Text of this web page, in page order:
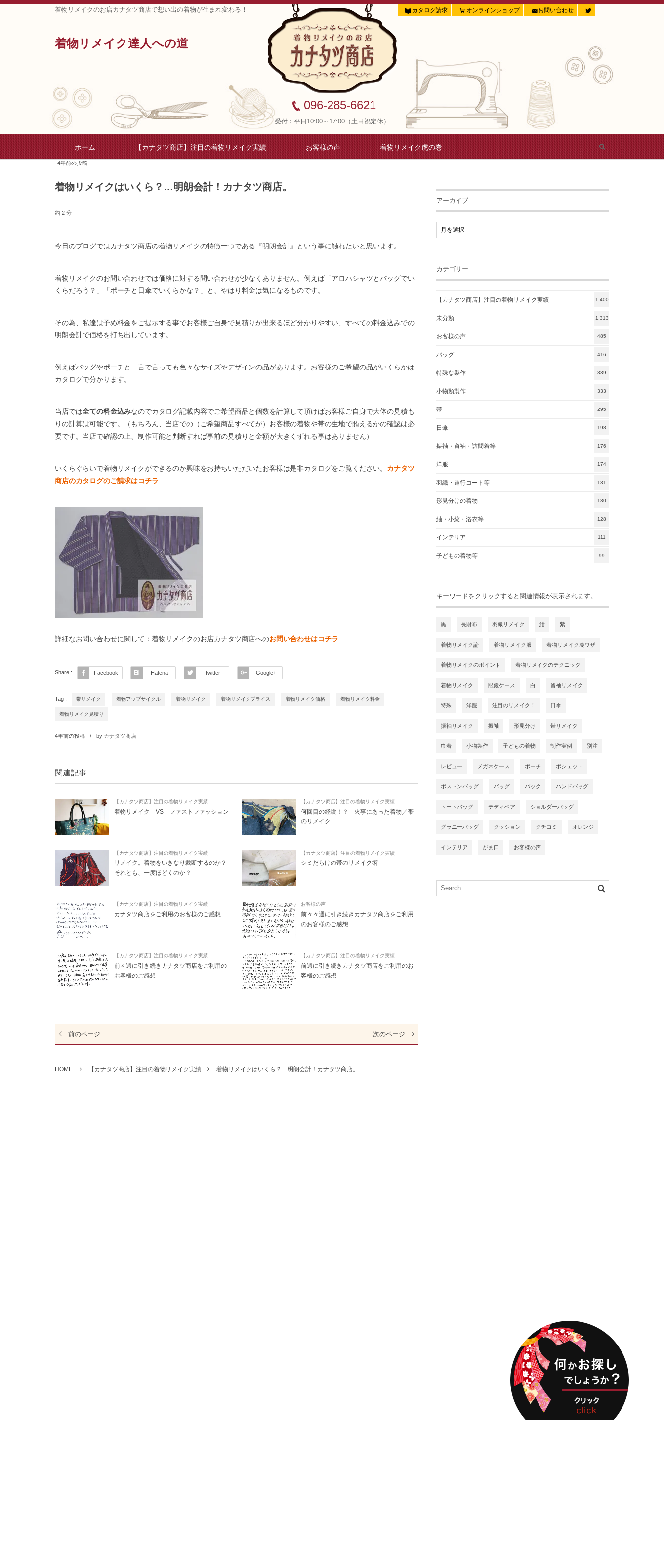
着物リメイクのお店カナタツ商店で想い出の着物が生まれ変わる！
着物リメイク達人への道
カタログ請求 オンラインショップ お問い合わせ
096-285-6621
受付：平日10:00～17:00（土日祝定休）
ホーム 【カナタツ商店】注目の着物リメイク実績 お客様の声 着物リメイク虎の巻
4年前の投稿
着物リメイクはいくら？…明朗会計！カナタツ商店。
約 2 分
今日のブログではカナタツ商店の着物リメイクの特徴一つである『明朗会計』という事に触れたいと思います。
着物リメイクのお問い合わせでは価格に対する問い合わせが少なくありません。例えば「アロハシャツとバッグでい
くらだろう？」「ポーチと日傘でいくらかな？」と、やはり料金は気になるものです。
その為、私達は予め料金をご提示する事でお客様ご自身で見積りが出来るほど分かりやすい、すべての料金込みでの
明朗会計で価格を打ち出しています。
例えばバッグやポーチと一言で言っても色々なサイズやデザインの品があります。お客様のご希望の品がいくらかは
カタログで分かります。
当店では全ての料金込みなのでカタログ記載内容でご希望商品と個数を計算して頂けばお客様ご自身で大体の見積も
りの計算は可能です。（もちろん、当店での（ご希望商品すべてが）お客様の着物や帯の生地で賄えるかの確認は必
要です。当店で確認の上、制作可能と判断すれば事前の見積りと金額が大きくずれる事はありません）
いくらぐらいで着物リメイクができるのか興味をお持ちいただいたお客様は是非カタログをご覧ください。 カナタツ
商店のカタログのご請求はコチラ
詳細なお問い合わせに関して：着物リメイクのお店カナタツ商店へのお問い合わせはコチラ
Share : Facebook Hatena Twitter Google+
Tag : 帯リメイク 着物アップサイクル 着物リメイク 着物リメイクプライス 着物リメイク価格 着物リメイク料金
着物リメイク見積り
4年前の投稿 by カナタツ商店
関連記事
【カナタツ商店】注目の着物リメイク実績
着物リメイク VS ファストファッション
【カナタツ商店】注目の着物リメイク実績
何回目の経験！？ 火事にあった着物／帯
のリメイク
【カナタツ商店】注目の着物リメイク実績
リメイク。着物をいきなり裁断するのか？
それとも、一度ほどくのか？
【カナタツ商店】注目の着物リメイク実績
シミだらけの帯のリメイク術
【カナタツ商店】注目の着物リメイク実績
カナタツ商店をご利用のお客様のご感想
お客様の声
前々々週に引き続きカナタツ商店をご利用
のお客様のご感想
【カナタツ商店】注目の着物リメイク実績
前々週に引き続きカナタツ商店をご利用の
お客様のご感想
【カナタツ商店】注目の着物リメイク実績
前週に引き続きカナタツ商店をご利用のお
客様のご感想
前のページ 次のページ
アーカイブ
カテゴリー
【カナタツ商店】注目の着物リメイク実績 1,400
未分類 1,313
お客様の声 485
バッグ 416
特殊な製作 339
小物類製作 333
帯 295
日傘 198
振袖・留袖・訪問着等 176
洋服 174
羽織・道行コート等 131
形見分けの着物 130
紬・小紋・浴衣等 128
インテリア 111
子どもの着物等 99
キーワードをクリックすると関連情報が表示されます。
黒 長財布 羽織リメイク 紺 紫
着物リメイク論 着物リメイク服 着物リメイク凄ワザ
着物リメイクのポイント 着物リメイクのテクニック
着物リメイク 眼鏡ケース 白 留袖リメイク
特殊 洋服 注目のリメイク！ 日傘
振袖リメイク 振袖 形見分け 帯リメイク
巾着 小物製作 子どもの着物 制作実例 別注
レビュー メガネケース ポーチ ポシェット
ボストンバッグ バッグ バック ハンドバッグ
トートバッグ テディベア ショルダーバッグ
グラニーバッグ クッション クチコミ オレンジ
インテリア がま口 お客様の声
HOME 【カナタツ商店】注目の着物リメイク実績 着物リメイクはいくら？…明朗会計！カナタツ商店。